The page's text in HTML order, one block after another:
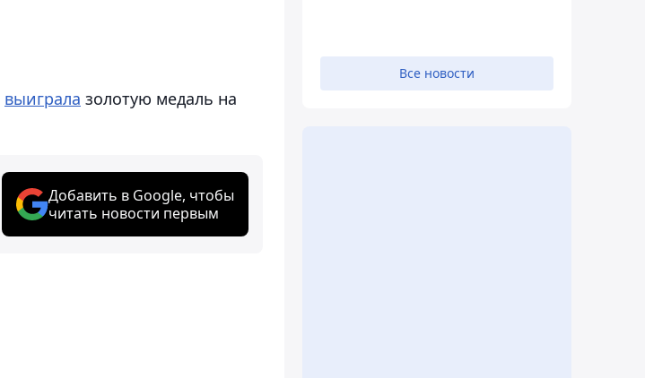
выиграла золотую медаль на
Добавить в Google, чтобы
читать новости первым
Все новости